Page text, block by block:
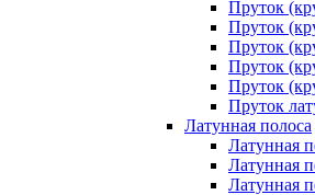
Пруток
Пруток
Пруток
Пруток
Пруток
Пруток
Латунная полоса
Латунная
Латунная
Латунная